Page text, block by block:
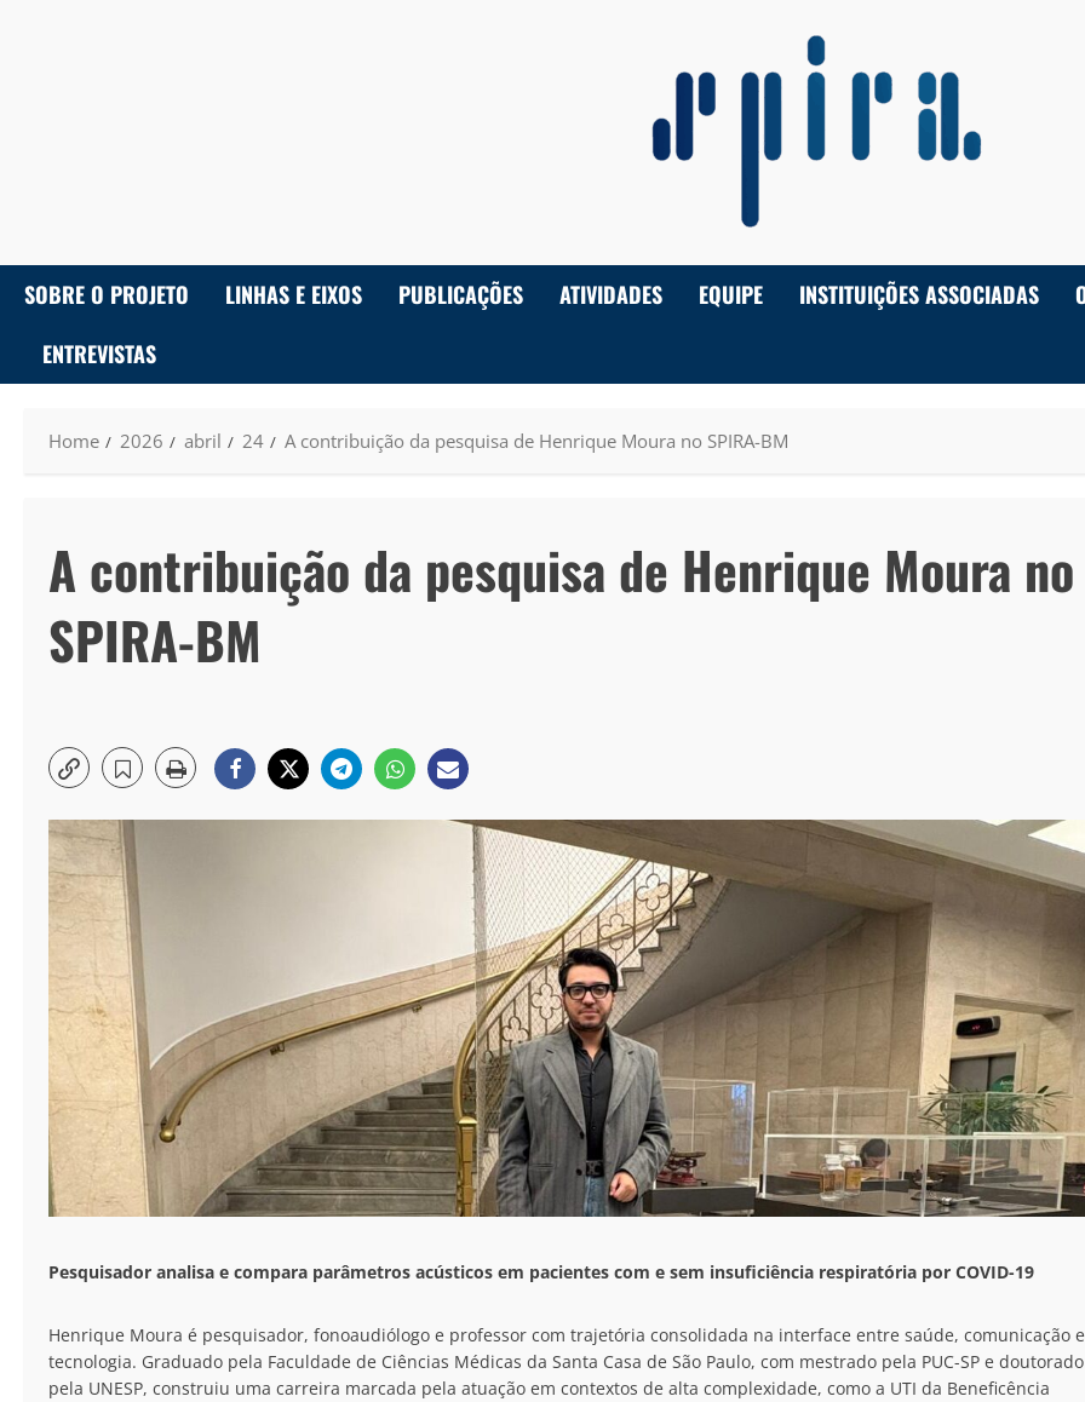
SOBRE O PROJETO LINHAS E EIXOS PUBLICAÇÕES ATIVIDADES EQUIPE INSTITUIÇÕES ASSOCIADAS
ENTREVISTAS
Home 2026 abril 24 A contribuição da pesquisa de Henrique Moura no SPIRA-BM
A contribuição da pesquisa de Henrique Moura no
SPIRA-BM
Pesquisador analisa e compara parâmetros acústicos em pacientes com e sem insuficiência respiratória por COVID-19
Henrique Moura é pesquisador, fonoaudiólogo e professor com trajetória consolidada na interface entre saúde, comunicação e
tecnologia. Graduado pela Faculdade de Ciências Médicas da Santa Casa de São Paulo, com mestrado pela PUC-SP e doutorado
pela UNESP, construiu uma carreira marcada pela atuação em contextos de alta complexidade, como a UTI da Beneficência